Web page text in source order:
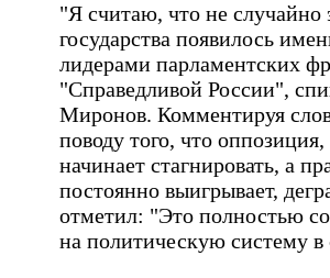
"Я считаю, что не случайно
государства появилось
лидерами парламентских
"Справедливой России",
Миронов. Комментируя
поводу того, что
начинает стагнировать, а
постоянно выигрывает,
отметил: "Это полностью
на политическую систему в